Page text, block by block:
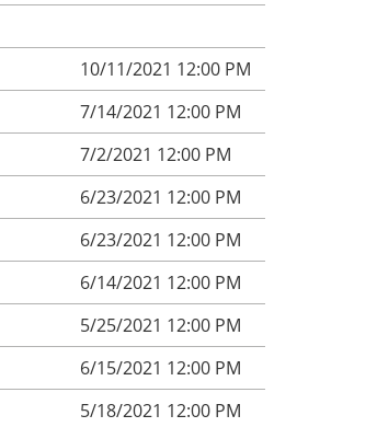
10/11/2021 12:00 PM
7/14/2021 12:00 PM
7/2/2021 12:00 PM
6/23/2021 12:00 PM
6/23/2021 12:00 PM
6/14/2021 12:00 PM
5/25/2021 12:00 PM
6/15/2021 12:00 PM
5/18/2021 12:00 PM